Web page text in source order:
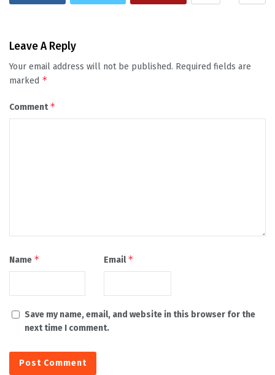
Leave A Reply
Your email address will not be published. Required fields are
marked *
Comment*
Name * Email*
Save my name, email, and website in this browser for the
next time I comment.